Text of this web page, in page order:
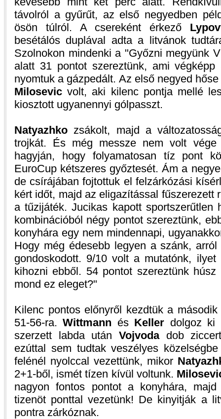
távolról a gyűrűt, az első negyedben
ösön túlról. A csereként érkező
besétálós duplával adta a litvánok
Szolnokon mindenki a "Győzni megyünk
alatt 31 pontot szereztünk, ami
nyomtuk a gázpedált. Az első negyed
Milosevic volt, aki kilenc pontja mellé
kiosztott ugyanennyi gólpasszt.
Natyazhko zsákolt, majd a
trojkát. És még messze nem volt
hagyján, hogy folyamatosan tíz pont
EuroCup kétszeres győztesét. Ám a
de csírájában fojtottuk el felzárkózási
kért időt, majd az eligazítással fűszerezett
a tűzijáték. Jucikas kapott
kombinációból négy pontot szereztünk,
konyhára egy nem mindennapi,
Hogy még édesebb legyen a szánk,
gondoskodott. 9/10 volt a mutatónk,
kihozni ebből. 54 pontot szereztünk
mond ez eleget?"
Kilenc pontos előnyről kezdtük a
51-56-ra.Wittmann és Keller dolgoz ki
szerzett labda után Vojvodadob
ezúttal sem tudtak veszélyes
felénél nyolccal vezettünk, mikor
2+1-ből, ismét tízen kívül voltunk.
nagyon fontos pontot a konyhára,
tizenöt ponttal vezetünk! De kinyitják a
pontra zárkóznak.